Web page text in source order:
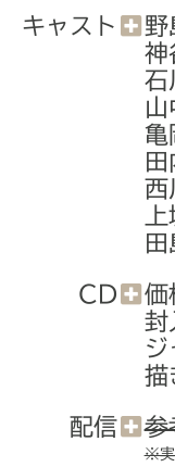
キャスト
野
神
石
亀
西
CD
封
ジ
描
配信 参
※実